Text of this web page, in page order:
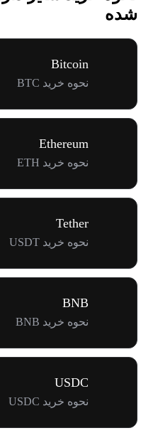
شده
Bitcoin
نحوه خرید BTC
Ethereum
نحوه خرید ETH
Tether
نحوه خرید USDT
BNB
نحوه خرید BNB
USDC
نحوه خرید USDC